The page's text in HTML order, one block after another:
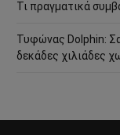
Τι πραγματικά
Τυφώνας Dolphin:
δεκάδες χιλιάδες